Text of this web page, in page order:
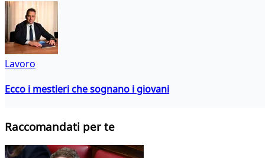
Lavoro
Ecco i mestieri che sognano i giovani
Raccomandati per te